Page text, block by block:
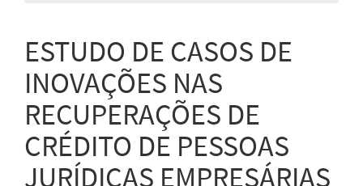
ESTUDO DE CASOS DE
INOVAÇÕES NAS
RECUPERAÇÕES DE
CRÉDITO DE PESSOAS
JURÍDICAS EMPRESÁRIAS